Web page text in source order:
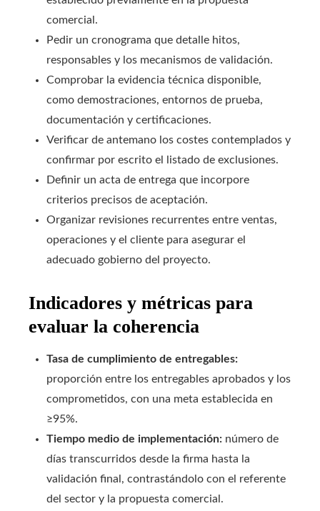
comercial.
Pedir un cronograma que detalle hitos,
responsables y los mecanismos de validación.
Comprobar la evidencia técnica disponible,
como demostraciones, entornos de prueba,
documentación y certificaciones.
Verificar de antemano los costes contemplados y
confirmar por escrito el listado de exclusiones.
Definir un acta de entrega que incorpore
criterios precisos de aceptación.
Organizar revisiones recurrentes entre ventas,
operaciones y el cliente para asegurar el
adecuado gobierno del proyecto.
Indicadores y métricas para
evaluar la coherencia
Tasa de cumplimiento de entregables:
proporción entre los entregables aprobados y los
comprometidos, con una meta establecida en
≥95%.
Tiempo medio de implementación: número de
días transcurridos desde la firma hasta la
validación final, contrastándolo con el referente
del sector y la propuesta comercial.